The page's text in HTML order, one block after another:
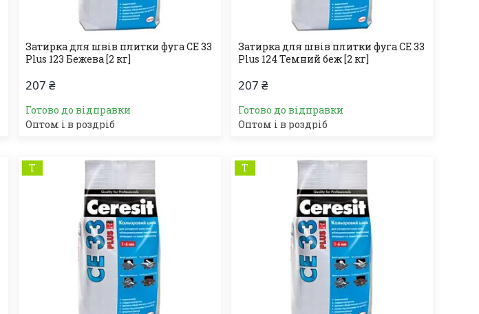
Затирка для швів плитки фуга СЕ 33
Plus 123 Бежева [2 кг]
207 ₴
Готово до відправки
Оптом і в роздріб
Затирка для швів плитки фуга СЕ 33
Plus 124 Темний беж [2 кг]
207 ₴
Готово до відправки
Оптом і в роздріб
Т Т